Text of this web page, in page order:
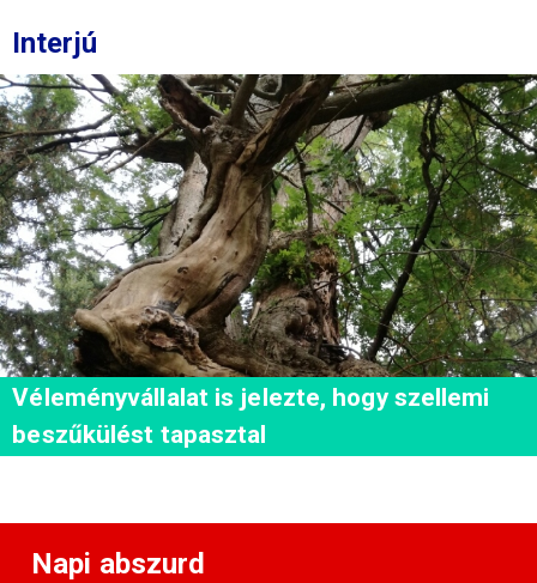
Interjú
Véleményvállalat is jelezte, hogy szellemi
beszűkülést tapasztal
Napi abszurd